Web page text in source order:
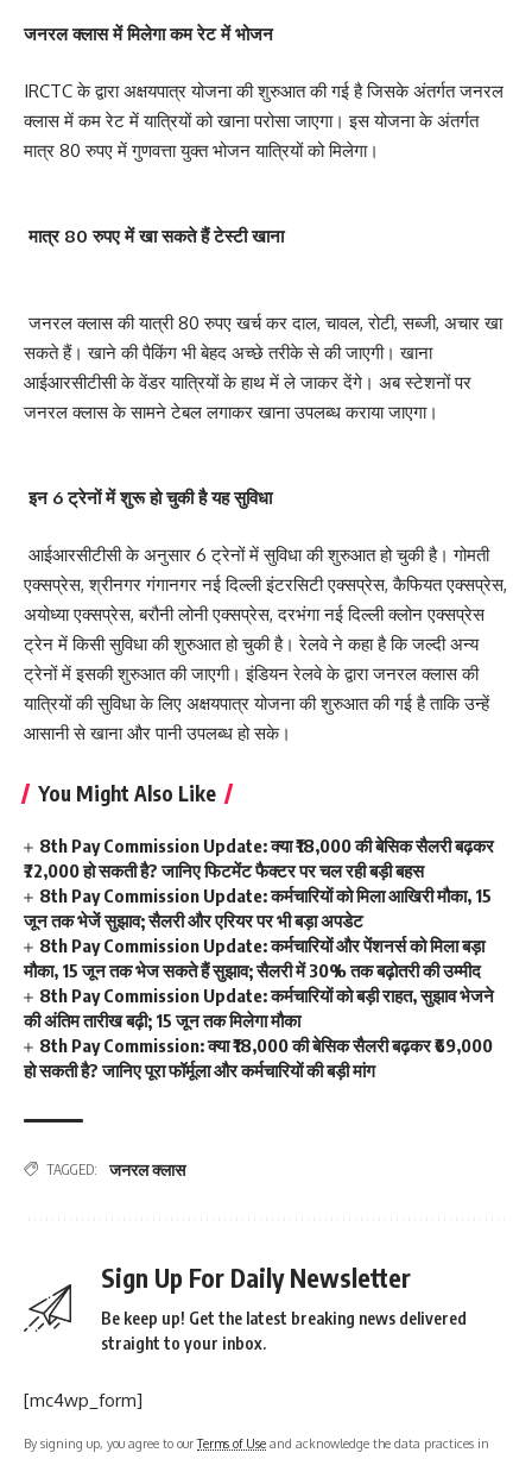
जनरल क्लास में मिलेगा कम रेट में भोजन
IRCTC के द्वारा अक्षयपात्र योजना की शुरुआत की गई है जिसके अंतर्गत जनरल
क्लास में कम रेट में यात्रियों को खाना परोसा जाएगा। इस योजना के अंतर्गत
मात्र 80 रुपए में गुणवत्ता युक्त भोजन यात्रियों को मिलेगा।
मात्र 80 रुपए में खा सकते हैं टेस्टी खाना
जनरल क्लास की यात्री 80 रुपए खर्च कर दाल, चावल, रोटी, सब्जी, अचार खा
सकते हैं। खाने की पैकिंग भी बेहद अच्छे तरीके से की जाएगी। खाना
आईआरसीटीसी के वेंडर यात्रियों के हाथ में ले जाकर देंगे। अब स्टेशनों पर
जनरल क्लास के सामने टेबल लगाकर खाना उपलब्ध कराया जाएगा।
इन 6 ट्रेनों में शुरू हो चुकी है यह सुविधा
आईआरसीटीसी के अनुसार 6 ट्रेनों में सुविधा की शुरुआत हो चुकी है। गोमती
एक्सप्रेस, श्रीनगर गंगानगर नई दिल्ली इंटरसिटी एक्सप्रेस, कैफियत एक्सप्रेस,
अयोध्या एक्सप्रेस, बरौनी लोनी एक्सप्रेस, दरभंगा नई दिल्ली क्लोन एक्सप्रेस
ट्रेन में किसी सुविधा की शुरुआत हो चुकी है। रेलवे ने कहा है कि जल्दी अन्य
ट्रेनों में इसकी शुरुआत की जाएगी। इंडियन रेलवे के द्वारा जनरल क्लास की
यात्रियों की सुविधा के लिए अक्षयपात्र योजना की शुरुआत की गई है ताकि उन्हें
आसानी से खाना और पानी उपलब्ध हो सके।
You Might Also Like
8th Pay Commission Update: क्या ₹18,000 की बेसिक सैलरी बढ़कर
₹72,000 हो सकती है? जानिए फिटमेंट फैक्टर पर चल रही बड़ी बहस
8th Pay Commission Update: कर्मचारियों को मिला आखिरी मौका, 15
जून तक भेजें सुझाव; सैलरी और एरियर पर भी बड़ा अपडेट
8th Pay Commission Update: कर्मचारियों और पेंशनर्स को मिला बड़ा
मौका, 15 जून तक भेज सकते हैं सुझाव; सैलरी में 30% तक बढ़ोतरी की उम्मीद
8th Pay Commission Update: कर्मचारियों को बड़ी राहत, सुझाव भेजने
की अंतिम तारीख बढ़ी; 15 जून तक मिलेगा मौका
8th Pay Commission: क्या ₹18,000 की बेसिक सैलरी बढ़कर ₹69,000
हो सकती है? जानिए पूरा फॉर्मूला और कर्मचारियों की बड़ी मांग
TAGGED: जनरल क्लास
Sign Up For Daily Newsletter
Be keep up! Get the latest breaking news delivered
straight to your inbox.
[mc4wp_form]
By signing up, you agree to ourTerms of Use and acknowledge the data practices in